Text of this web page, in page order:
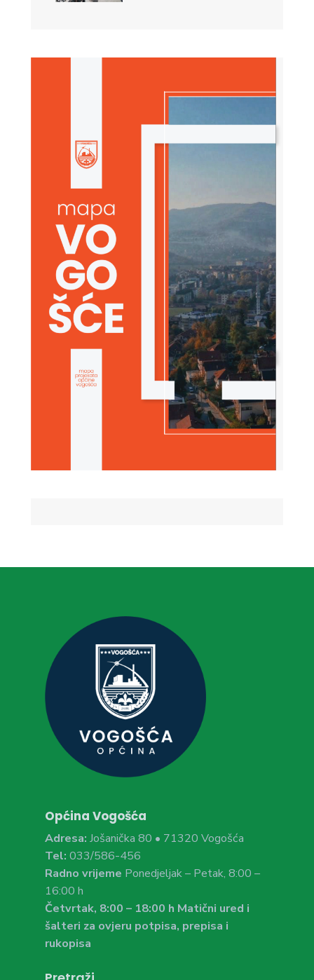
Općina Vogošća
Adresa: Jošanička 80 • 71320 Vogošća
Tel: 033/586-456
Radno vrijeme Ponedjeljak – Petak, 8:00 –
16:00 h
Četvrtak, 8:00 – 18:00 h Matični ured i
šalteri za ovjeru potpisa, prepisa i
rukopisa